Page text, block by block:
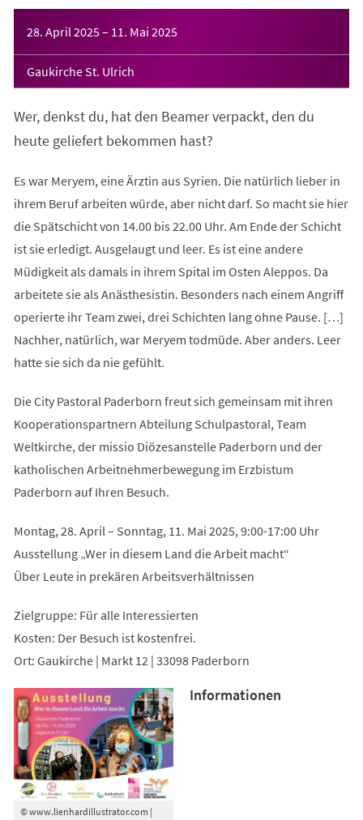
28. April 2025– 11. Mai 2025
Gaukirche St. Ulrich
Wer, denkst du, hat den Beamer verpackt, den du
heute geliefert bekommen hast?
Es war Meryem, eine Ärztin aus Syrien. Die natürlich lieber in
ihrem Beruf arbeiten würde, aber nicht darf. So macht sie hier
die Spätschicht von 14.00 bis 22.00 Uhr. Am Ende der Schicht
ist sie erledigt. Ausgelaugt und leer. Es ist eine andere
Müdigkeit als damals in ihrem Spital im Osten Aleppos. Da
arbeitete sie als Anästhesistin. Besonders nach einem Angriff
operierte ihr Team zwei, drei Schichten lang ohne Pause. […]
Nachher, natürlich, war Meryem todmüde. Aber anders. Leer
hatte sie sich da nie gefühlt.
Die City Pastoral Paderborn freut sich gemeinsam mit ihren
Kooperationspartnern Abteilung Schulpastoral, Team
Weltkirche, der missio Diözesanstelle Paderborn und der
katholischen Arbeitnehmerbewegung im Erzbistum
Paderborn auf Ihren Besuch.
Montag, 28. April – Sonntag, 11. Mai 2025, 9:00-17:00 Uhr
Ausstellung „Wer in diesem Land die Arbeit macht“
Über Leute in prekären Arbeitsverhältnissen
Zielgruppe: Für alle Interessierten
Kosten: Der Besuch ist kostenfrei.
Ort: Gaukirche | Markt 12 | 33098 Paderborn
© www.lienhardillustrator.com |
Informationen